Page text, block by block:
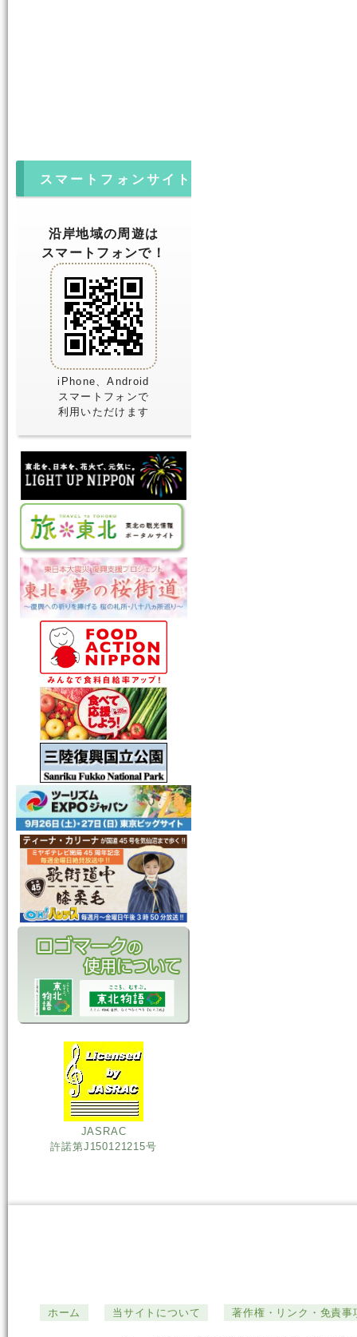
スマートフォンサイト
沿岸地域の周遊は
スマートフォンで！
iPhone、Android
スマートフォンで
利用いただけます
JASRAC
許諾第J150121215号
ホーム 当サイトについて 著作権・リンク・免責事